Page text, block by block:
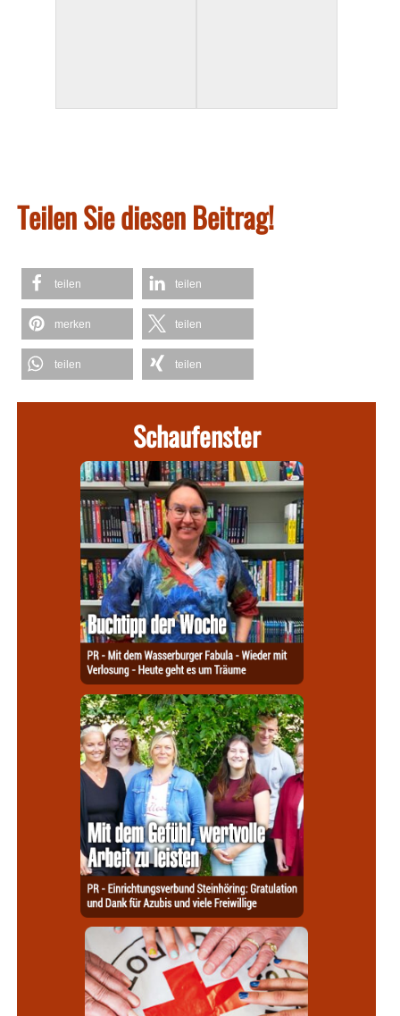
Teilen Sie diesen Beitrag!
teilen teilen
merken teilen
teilen teilen
Schaufenster